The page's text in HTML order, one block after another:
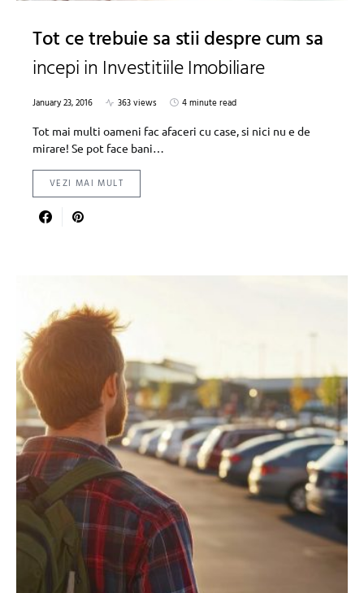
Tot ce trebuie sa stii despre cum sa
incepi in Investitiile Imobiliare
January 23, 2016 363 views
4 minute read
Tot mai multi oameni fac afaceri cu case, si nici nu e de
mirare! Se pot face bani…
VEZI MAI MULT